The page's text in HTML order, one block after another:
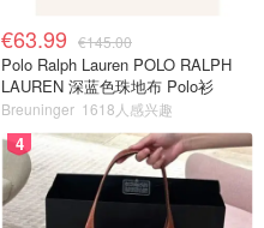
€63.99 €145.00
Polo Ralph Lauren POLO RALPH
LAUREN 深蓝色珠地布 Polo衫
Breuninger 1618人感兴趣
4